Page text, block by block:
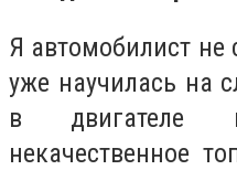
Я автомобилист
уже научилась на
в двигателе
некачественное